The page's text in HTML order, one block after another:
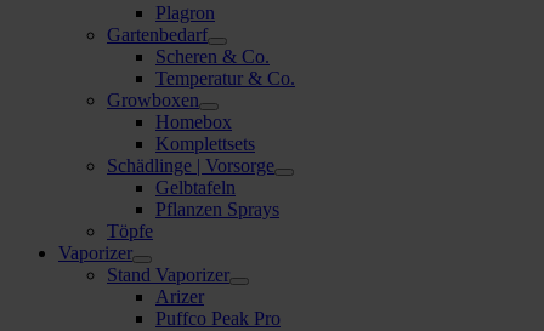
Plagron
Gartenbedarf
Scheren & Co.
Temperatur & Co.
Growboxen
Homebox
Komplettsets
Schädlinge | Vorsorge
Gelbtafeln
Pflanzen Sprays
Töpfe
Vaporizer
Stand Vaporizer
Arizer
Puffco Peak Pro